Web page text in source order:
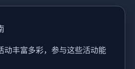
动丰富多彩，参与这些活动能